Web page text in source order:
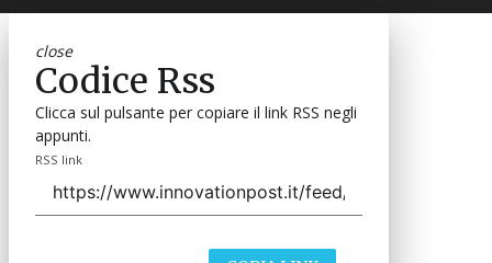
close
Codice Rss
Clicca sul pulsante per copiare il link RSS negli
appunti.
RSS link